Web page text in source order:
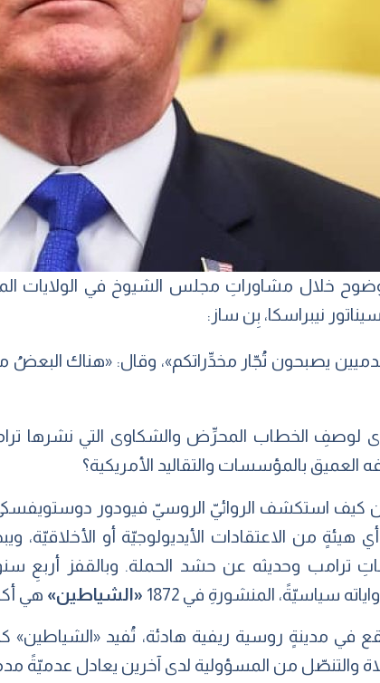
خلال مشاوراتِ مجلس الشيوخ في الولايات
نيبراسكا، بِن ساز:
يصبحون تُجّار مخدِّراتكم»، وقال: «هناك
لوصفِ الخطاب المحرِّض والشكاوى التي نشرها
العميق بالمؤسسات والتقاليد الأمريكية؟
في 2016 عن كيف استكشف الروائيّ الروسيّ فيودور
هيئةٍ من الاعتقادات الأيديولوجيّة أو
ترامب وحديثه عن حشد الحملة. وبالقفز أربعِ
سياسيّةً، المنشورةِ في 1872
«الشياطين» هي
في مدينةٍ روسية ريفية هادئة، تُفيد
والتنصّل من المسؤولية لدى آخرين يعادل